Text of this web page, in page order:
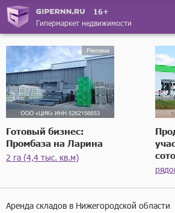
16+
Гипермаркет недвижимости
Готовый бизнес:
Промбаза на Ларина
2 га (4,4 тыс. кв.м)
Аренда складов в Нижегородской области